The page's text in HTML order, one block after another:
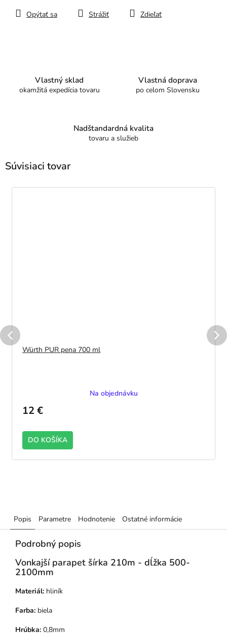
Opýtať sa Strážiť Zdieľať
Vlastný sklad
okamžitá expedícia tovaru
Vlastná doprava
po celom Slovensku
Nadštandardná kvalita
tovaru a služieb
Súvisiaci tovar
Würth PUR pena 700 ml
Na objednávku
12 €
DO KOŠÍKA
Popis Parametre Hodnotenie Ostatné informácie
Podrobný popis
Vonkajší parapet šírka 210m - dĺžka 500-
2100mm
Materiál: hliník
Farba: biela
Hrúbka: 0,8mm